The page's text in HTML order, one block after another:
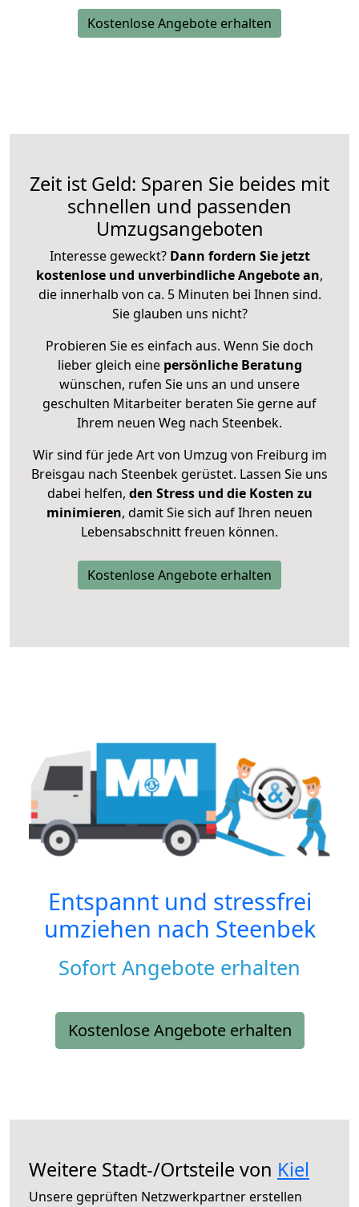
Kostenlose Angebote erhalten
Zeit ist Geld: Sparen Sie beides mit
schnellen und passenden
Umzugsangeboten
Interesse geweckt? Dann fordern Sie jetzt
kostenlose und unverbindliche Angebote an,
die innerhalb von ca. 5 Minuten bei Ihnen sind.
Sie glauben uns nicht?
Probieren Sie es einfach aus. Wenn Sie doch
lieber gleich eine persönliche Beratung
wünschen, rufen Sie uns an und unsere
geschulten Mitarbeiter beraten Sie gerne auf
Ihrem neuen Weg nach Steenbek.
Wir sind für jede Art von Umzug von Freiburg im
Breisgau nach Steenbek gerüstet. Lassen Sie uns
dabei helfen, den Stress und die Kosten zu
minimieren, damit Sie sich auf Ihren neuen
Lebensabschnitt freuen können.
Kostenlose Angebote erhalten
Entspannt und stressfrei
umziehen nach Steenbek
Sofort Angebote erhalten
Kostenlose Angebote erhalten
Weitere Stadt-/Ortsteile von Kiel
Unsere geprüften Netzwerkpartner erstellen